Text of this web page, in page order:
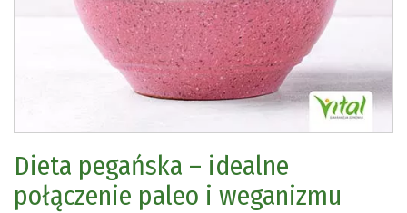
Dieta pegańska – idealne
połączenie paleo i weganizmu